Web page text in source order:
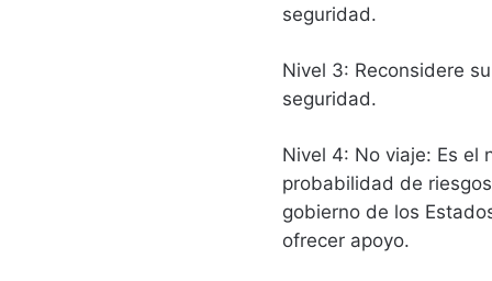
seguridad.
Nivel 3: Reconsidere
seguridad.
Nivel 4: No viaje: Es el
probabilidad de
gobierno de los
ofrecer apoyo.